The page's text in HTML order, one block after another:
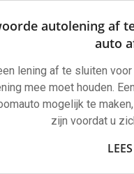
autolening af
auto
lening af te sluiten
mee moet houden.
mogelijk te
zijn voordat u